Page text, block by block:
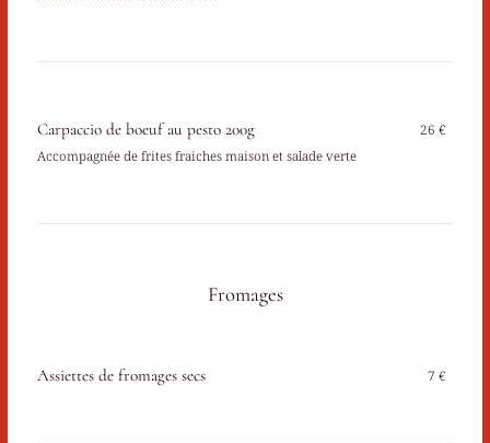
Carpaccio de boeuf au pesto 200g
Accompagnée de frites fraiches maison et salade verte
26 €
Fromages
Assiettes de fromages secs 7 €